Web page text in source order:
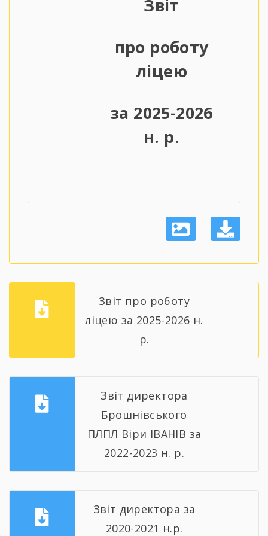
Звіт
про роботу
ліцею
за 2025-2026
н. р.
Звіт про роботу
ліцею за 2025-2026 н.
р.
Звіт директора
Брошнівського
ПЛПЛ Віри ІВАНІВ за
2022-2023 н. р.
Звіт директора за
2020-2021 н.р.